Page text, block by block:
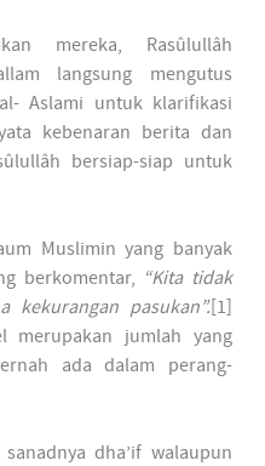
mereka, Rasûlullâh
langsung mengutus
Aslami untuk klarifikasi
kebenaran berita dan
bersiap-siap untuk
Muslimin yang banyak
berkomentar, “Kita tidak
pasukan”.[1]
merupakan jumlah yang
ada dalam perang-
dha’if walaupun